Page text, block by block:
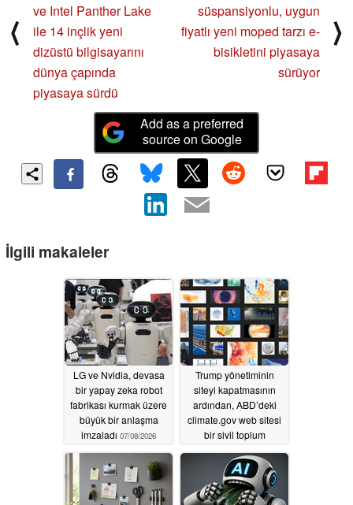
⟨
ve Intel Panther Lake
ile 14 inçlik yeni
dizüstü bilgisayarını
dünya çapında
piyasaya sürdü
süspansiyonlu, uygun
fiyatlı yeni moped tarzı e-
bisikletini piyasaya
sürüyor
⟩
Add as a preferred
source on Google
İlgili makaleler
LG ve Nvidia, devasa
bir yapay zeka robot
fabrikası kurmak üzere
büyük bir anlaşma
imzaladı 07/08/2026
Trump yönetiminin
siteyi kapatmasının
ardından, ABD’deki
climate.gov web sitesi
bir sivil toplum
kuruluşu tarafından
yeniden yayına alındı
06/24/2026